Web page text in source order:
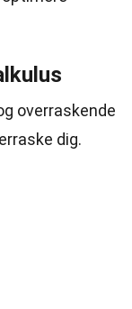
overraskende
dig.